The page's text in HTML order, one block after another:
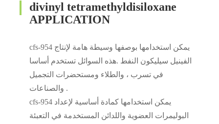
divinyl tetramethyldisiloxane
APPLICATION
cfs-954 يمكن استخدامها بوصفها وسيطة هامة لإنتاج
الفينيل سيليكون النفط .هذه السوائل تستخدم أساسا
في تسرب ، والطلاء ومستحضرات التجميل
والصناعات .
cfs-954 يمكن استخدامها كمادة أساسية لإعداد
البوليمرات العضوية واللدائن المستخدمة في التعبئة